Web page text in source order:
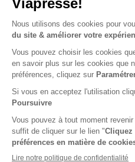
Résultat net
Résultats au 30/09/2024
En K€
S1
23/24
S1
24/25
d'affaires
Chiffre
d'affaires
1751 1848